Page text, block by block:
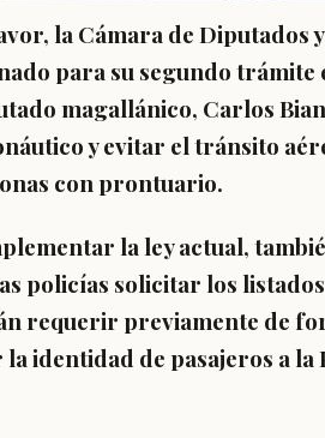
la Cámara de Diputados
para su segundo trámite
magallánico, Carlos
y evitar el tránsito
con prontuario.
la ley actual,
policías solicitar los
requerir previamente de
identidad de pasajeros a la